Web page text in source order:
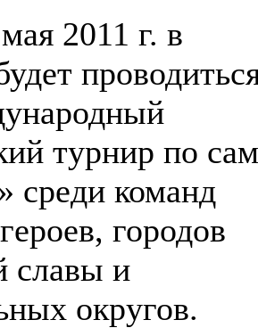
2011 г. в
турнир по
среди команд
городов
славы и
округов.